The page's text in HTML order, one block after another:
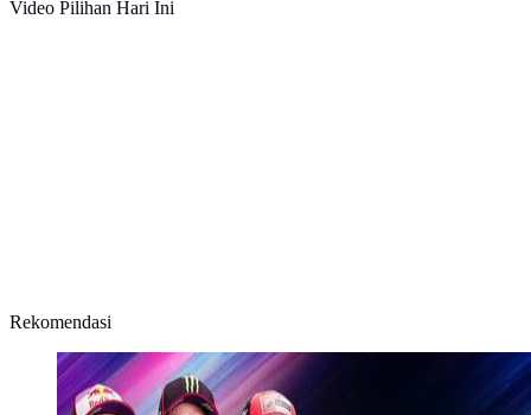
Video Pilihan Hari Ini
Rekomendasi